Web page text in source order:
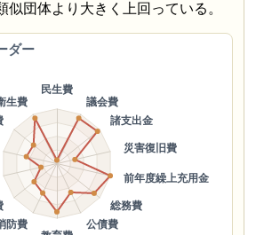
似団体より大きく上回っている。
ダー